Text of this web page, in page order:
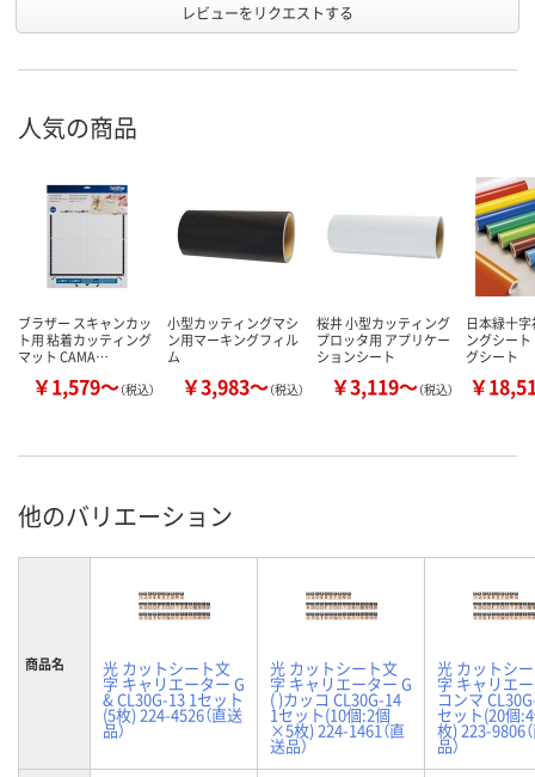
レビューをリクエストする
人気の商品
ブラザー スキャンカッ
ト用 粘着カッティング
マット CAMA…
￥1,579～（税込）
小型カッティングマシ
ン用マーキングフィル
ム
￥3,983～（税込）
桜井 小型カッティング
プロッタ用 アプリケー
ションシート
￥3,119～（税込）
日本緑十
ングシー
グシート
￥
他のバリエーション
商品名 光 カットシート文
字 キャリエーター G
& CL30G-13 1セット
(5枚) 224-4526（直送
品）
光 カットシート文
字 キャリエーター G
( )カッコ CL30G-14
1セット(10個:2個
×5枚) 224-1461（直
送品）
光 カットシ
字 キャリエ
コンマ
セット(20個
枚) 223-9806
品）